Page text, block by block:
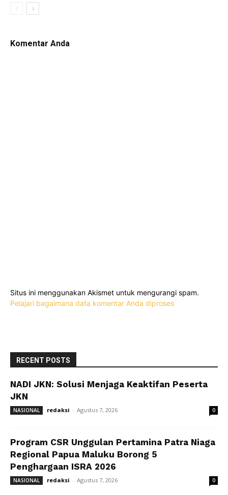
Komentar Anda
Situs ini menggunakan Akismet untuk mengurangi spam.
Pelajari bagaimana data komentar Anda diproses
RECENT POSTS
NADI JKN: Solusi Menjaga Keaktifan Peserta
JKN
NASIONAL redaksi - Agustus 7, 2026 0
Program CSR Unggulan Pertamina Patra Niaga
Regional Papua Maluku Borong 5
Penghargaan ISRA 2026
NASIONAL redaksi - Agustus 7, 2026 0